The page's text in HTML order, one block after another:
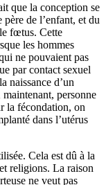
que la conception se
de l’enfant, et du
fœtus. Cette
les hommes
ne pouvaient pas
par contact sexuel
naissance d’un
personne
la fécondation, on
dans l’utérus
Cela est dû à la
religions. La raison
ne veut pas